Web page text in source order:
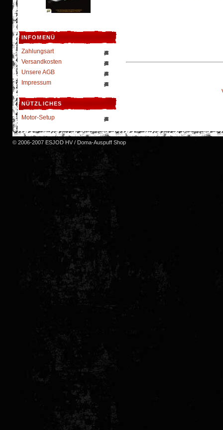
INFOMENÜ
Zahlungsart
Versandkosten
Unsere AGB
Impressum
NÜTZLICHES
Motor-Setup
© 2006-2007 ESJOD HV / Doma-Auspuff Shop